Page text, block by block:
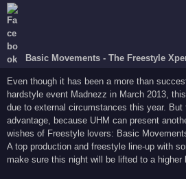
Basic Movements - The Freestyle
Even though it has been a more than
hardstyle event Madnezz in March 2013,
due to external circumstances this year. But
advantage, because UHM can present
wishes of Freestyle lovers: Basic
A top production and freestyle line-up with
make sure this night will be lifted to a higher